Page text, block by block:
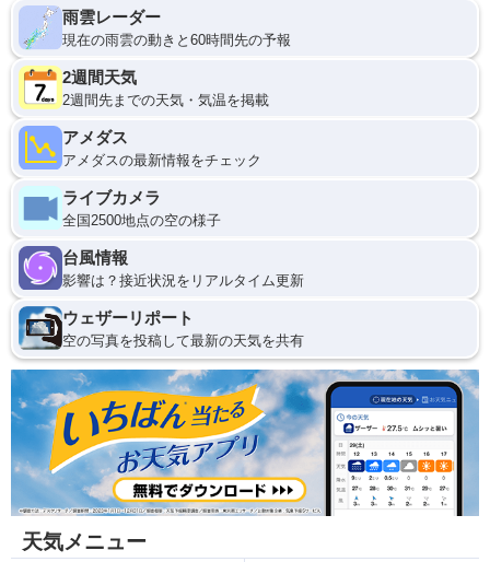
雨雲レーダー
現在の雨雲の動きと60時間先の予報
2週間天気
2週間先までの天気・気温を掲載
アメダス
アメダスの最新情報をチェック
ライブカメラ
全国2500地点の空の様子
台風情報
影響は？接近状況をリアルタイム更新
ウェザーリポート
空の写真を投稿して最新の天気を共有
天気メニュー